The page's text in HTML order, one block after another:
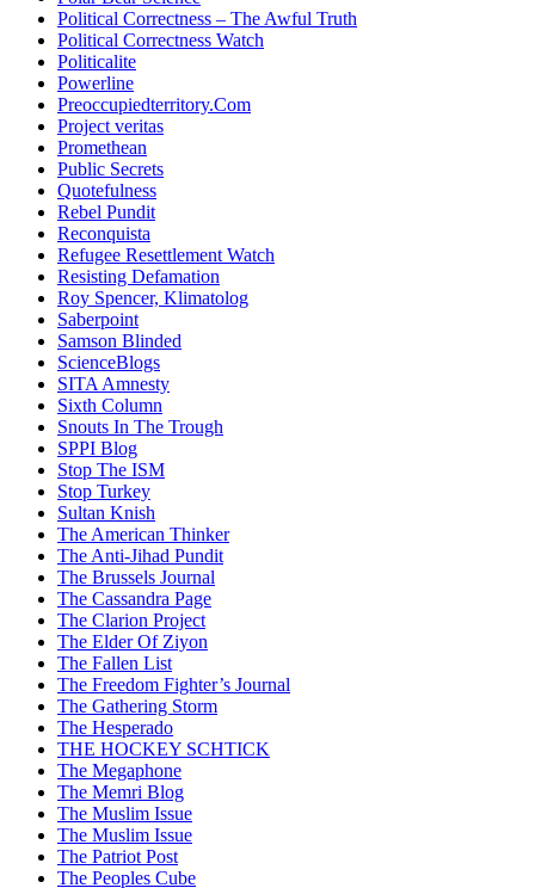
Political Correctness – The Awful Truth
Political Correctness Watch
Politicalite
Powerline
Preoccupiedterritory.Com
Project veritas
Promethean
Public Secrets
Quotefulness
Rebel Pundit
Reconquista
Refugee Resettlement Watch
Resisting Defamation
Roy Spencer, Klimatolog
Saberpoint
Samson Blinded
ScienceBlogs
SITA Amnesty
Sixth Column
Snouts In The Trough
SPPI Blog
Stop The ISM
Stop Turkey
Sultan Knish
The American Thinker
The Anti-Jihad Pundit
The Brussels Journal
The Cassandra Page
The Clarion Project
The Elder Of Ziyon
The Fallen List
The Freedom Fighter’s Journal
The Gathering Storm
The Hesperado
THE HOCKEY SCHTICK
The Megaphone
The Memri Blog
The Muslim Issue
The Muslim Issue
The Patriot Post
The Peoples Cube